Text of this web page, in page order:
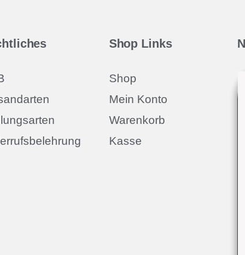
Shop Links
Shop
Mein Konto
Warenkorb
Kasse